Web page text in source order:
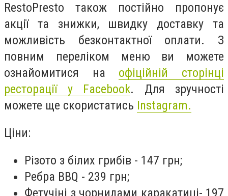
RestoPresto також постійно пропонує
акції та знижки, швидку доставку та
можливість безконтактної оплати. З
повним переліком меню ви можете
ознайомитися на офіційній сторінці
ресторації у Facebook. Для зручності
можете ще скористатись Instagram.
Ціни:
Різото з білих грибів - 147 грн;
Ребра BBQ - 239 грн;
Фетучіні з чорнилами каракатиці- 197